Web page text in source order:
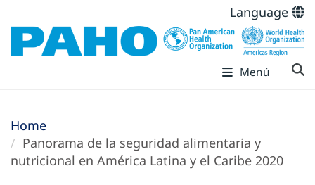
Language
Menú
Home
Panorama de la seguridad alimentaria y
nutricional en América Latina y el Caribe 2020